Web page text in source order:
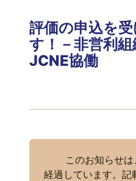
評価の申込を
す！－非営利
JCNE協働
このお知らせ
経過しています。記